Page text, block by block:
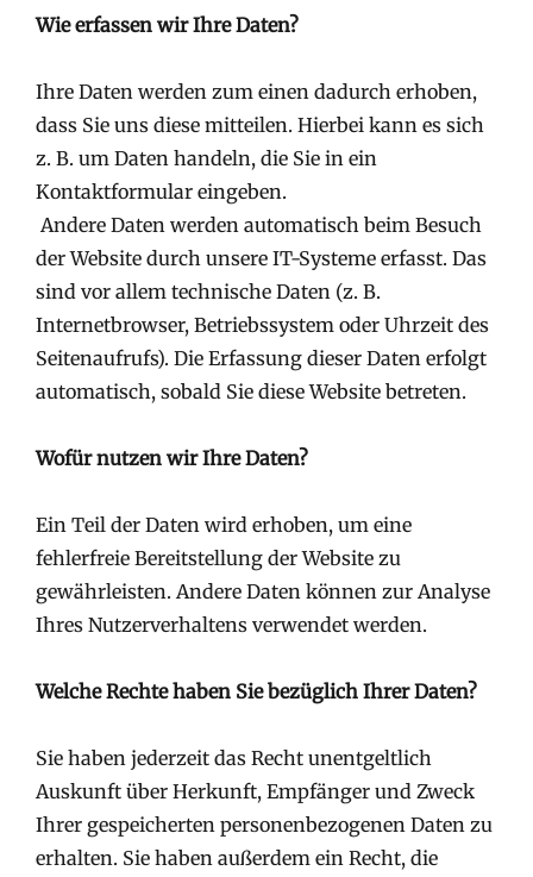
Wie erfassen wir Ihre Daten?
Ihre Daten werden zum einen dadurch erhoben,
dass Sie uns diese mitteilen. Hierbei kann es sich
z. B. um Daten handeln, die Sie in ein
Kontaktformular eingeben.
Andere Daten werden automatisch beim Besuch
der Website durch unsere IT-Systeme erfasst. Das
sind vor allem technische Daten (z. B.
Internetbrowser, Betriebssystem oder Uhrzeit des
Seitenaufrufs). Die Erfassung dieser Daten erfolgt
automatisch, sobald Sie diese Website betreten.
Wofür nutzen wir Ihre Daten?
Ein Teil der Daten wird erhoben, um eine
fehlerfreie Bereitstellung der Website zu
gewährleisten. Andere Daten können zur Analyse
Ihres Nutzerverhaltens verwendet werden.
Welche Rechte haben Sie bezüglich Ihrer Daten?
Sie haben jederzeit das Recht unentgeltlich
Auskunft über Herkunft, Empfänger und Zweck
Ihrer gespeicherten personenbezogenen Daten zu
erhalten. Sie haben außerdem ein Recht, die